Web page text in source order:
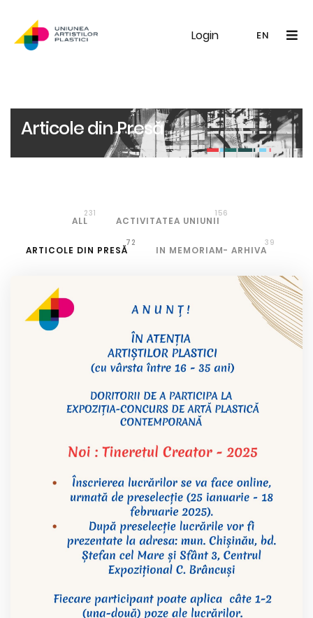
Login EN
UAP Galerie Noutăți
Articole din Presă
ALL
231
ACTIVITATEA UNIUNII
156
ARTICOLE DIN PRESĂ
72
IN MEMORIAM- ARHIVA
39